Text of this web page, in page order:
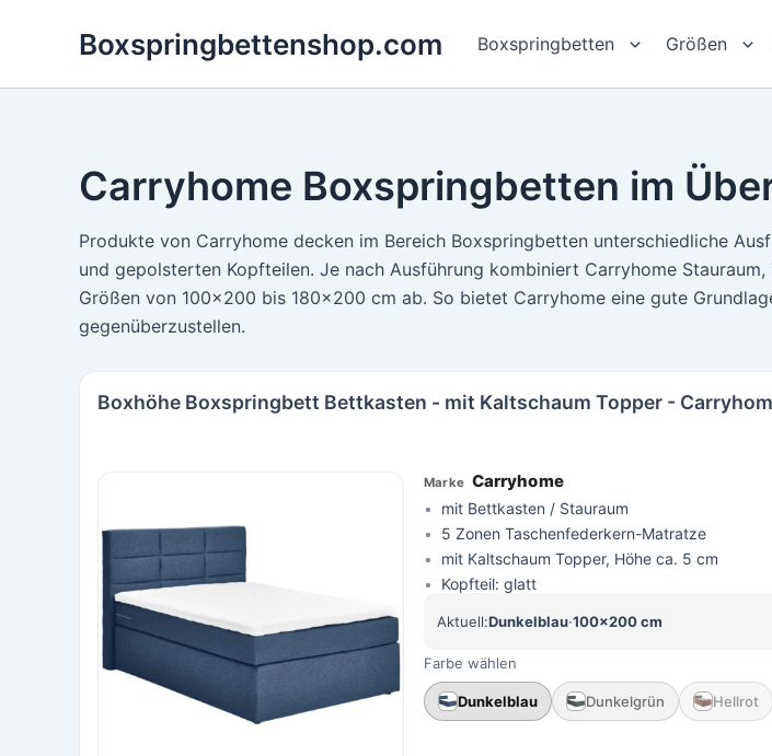
Boxspringbettenshop.com Boxspringbetten Größen
Carryhome Boxspringbetten im
Produkte von Carryhome decken im Bereich Boxspringbetten unterschiedliche
und gepolsterten Kopfteilen. Je nach Ausführung kombiniert Carryhome
Größen von 100×200 bis 180×200 cm ab. So bietet Carryhome eine gute
gegenüberzustellen.
Boxhöhe Boxspringbett Bettkasten - mit Kaltschaum Topper -
Carryhome
mit Bettkasten / Stauraum
5 Zonen Taschenfederkern-Matratze
mit Kaltschaum Topper, Höhe ca. 5 cm
Kopfteil: glatt
Aktuell:Dunkelblau·100×200 cm
Farbe wählen
Dunkelblau Dunkelgrün Hellrot